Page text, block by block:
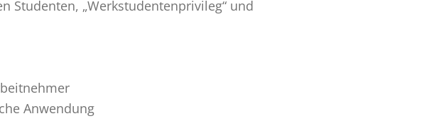
Studenten, „Werkstudentenprivileg“ und
Anwendung